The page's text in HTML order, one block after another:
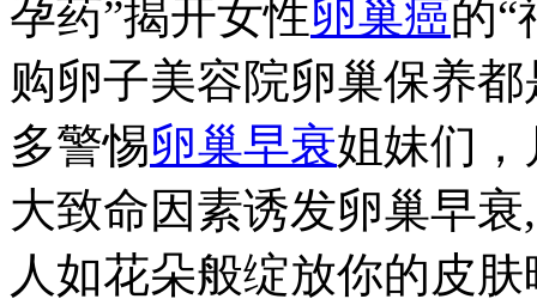
孕药”揭开女性卵巢癌的“
购卵子美容院卵巢保养
多警惕卵巢早衰姐妹们
大致命因素诱发卵巢早
人如花朵般绽放你的皮